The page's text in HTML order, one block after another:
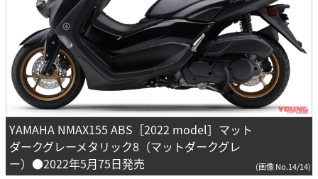
YAMAHA NMAX155 ABS［2022 model］マット
ダークグレーメタリック8（マットダークグレ
ー）●2022年5月75日発売
(画像 No.14/14)